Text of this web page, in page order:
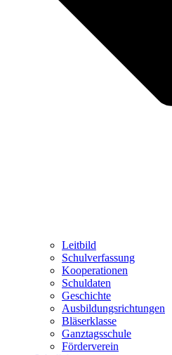
Leitbild
Schulverfassung
Kooperationen
Schuldaten
Geschichte
Ausbildungsrichtungen
Bläserklasse
Ganztagsschule
Förderverein